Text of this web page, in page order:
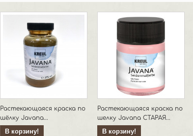
Растекающаяся краска по
шёлку Javana...
В корзину!
Растекающаяся краска по
шелку Javana СТАРАЯ...
В корзину!